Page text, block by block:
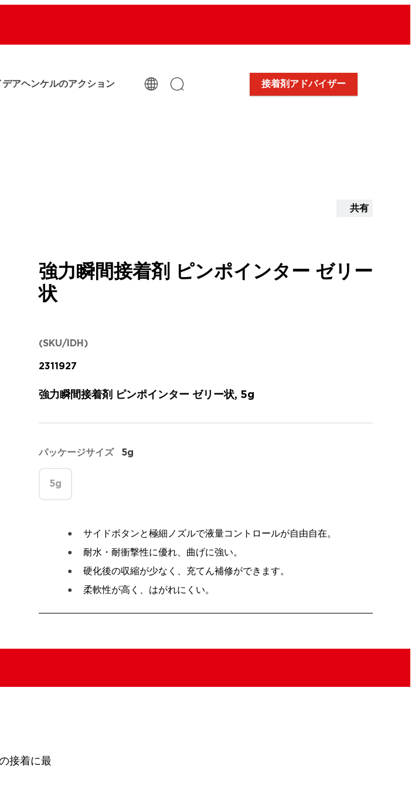
デアヘンケルのアクション 接着剤アドバイザー
共有
強力瞬間接着剤 ピンポインター ゼリー
状
(SKU/IDH)
2311927
強力瞬間接着剤 ピンポインター ゼリー状, 5g
パッケージサイズ 5g
5g
サイドボタンと極細ノズルで液量コントロールが自由自在。
耐水・耐衝撃性に優れ、曲げに強い。
硬化後の収縮が少なく、充てん補修ができます。
柔軟性が高く、はがれにくい。
接着に最